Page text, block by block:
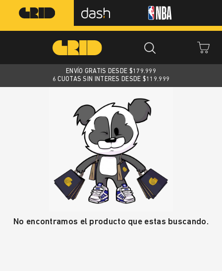
ENVÍO GRATIS DESDE $179.999
6 CUOTAS SIN INTERES DESDE $119.999
No encontramos el producto que estas buscando.